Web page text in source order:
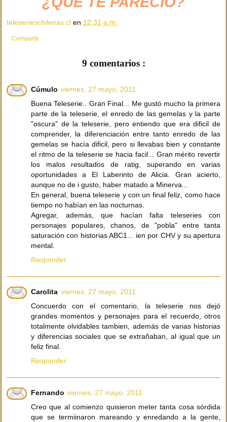
teleserieschilenas.cl en 12:31 a.m.
Compartir
9 comentarios :
Cúmulo viernes, 27 mayo, 2011
Buena Teleserie.. Gran Final... Me gustó mucho la primera
parte de la teleserie, el enredo de las gemelas y la parte
"oscura" de la teleserie, pero entiendo que era dificil de
comprender, la diferenciación entre tanto enredo de las
gemelas se hacía dificil, pero si llevabas bien y constante
el ritmo de la teleserie se hacia facil... Gran mérito revertir
los malos resultados de ratig, superando en varias
oportunidades a El Laberinto de Alicia. Gran acierto,
aunque no de i gusto, haber matado a Minerva...
En general, buena teleserie y con un final feliz, como hace
tiempo no habían en las nocturnas.
Agregar, además, que hacían falta teleseries con
personajes populares, chanos, de "pobla" entre tanta
saturación con historias ABC1... ien por CHV y su apertura
mental.
Responder
Carolita viernes, 27 mayo, 2011
Concuerdo con el comentario, la teleserie nos dejó
grandes momentos y personajes para el recuerdo, otros
totalmente olvidables tambien, además de varias historias
y diferencias sociales que se extrañaban, al igual que un
feliz final.
Responder
Fernando viernes, 27 mayo, 2011
Creo que al comienzo quisieron meter tanta cosa sórdida
que se termiinaron mareando y enredando a la gente,